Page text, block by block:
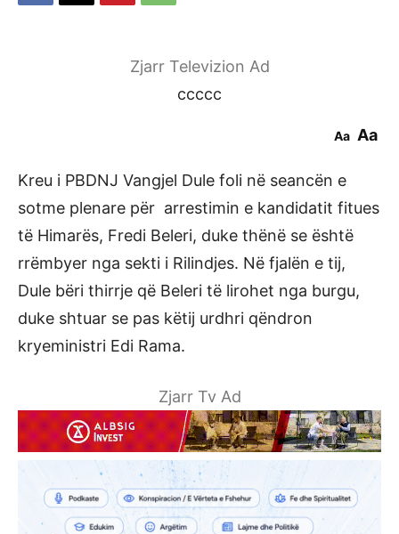
Zjarr Televizion Ad
ccccc
Aa Aa
Kreu i PBDNJ Vangjel Dule foli në seancën e
sotme plenare për arrestimin e kandidatit fitues
të Himarës, Fredi Beleri, duke thënë se është
rrëmbyer nga sekti i Rilindjes. Në fjalën e tij,
Dule bëri thirrje që Beleri të lirohet nga burgu,
duke shtuar se pas këtij urdhri qëndron
kryeministri Edi Rama.
Zjarr Tv Ad